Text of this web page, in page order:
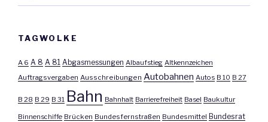
TAGWOLKE
A 6 A 8 A 81 Abgasmessungen Albaufstieg Altkennzeichen
Auftragsvergaben Ausschreibungen Autobahnen Autos B 10 B 27
B 28 B 29 B 31 Bahn Bahnhalt Barrierefreiheit Basel Baukultur
Binnenschiffe Brücken Bundesfernstraßen Bundesmittel Bundesrat